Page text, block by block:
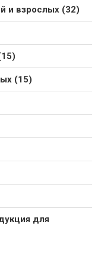
и взрослых (32)
(15)
для